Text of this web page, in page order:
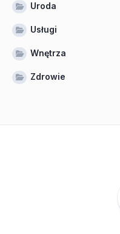
Uroda
Usługi
Wnętrza
Zdrowie